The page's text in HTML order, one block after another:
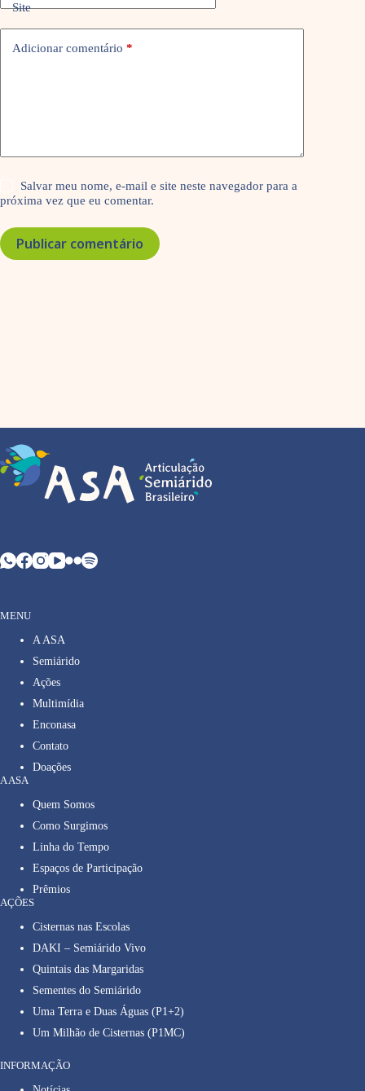
Site
Adicionar comentário *
Salvar meu nome, e-mail e site neste navegador para a
próxima vez que eu comentar.
Publicar comentário
MENU
A ASA
Semiárido
Ações
Multimídia
Enconasa
Contato
Doações
A ASA
Quem Somos
Como Surgimos
Linha do Tempo
Espaços de Participação
Prêmios
AÇÕES
Cisternas nas Escolas
DAKI – Semiárido Vivo
Quintais das Margaridas
Sementes do Semiárido
Uma Terra e Duas Águas (P1+2)
Um Milhão de Cisternas (P1MC)
INFORMAÇÃO